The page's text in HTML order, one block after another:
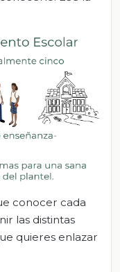
conocer cada
las distintas
quieres enlazar